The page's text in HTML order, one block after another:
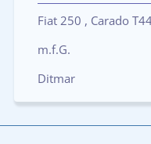
Fiat 250 , Carado
m.f.G.
Ditmar